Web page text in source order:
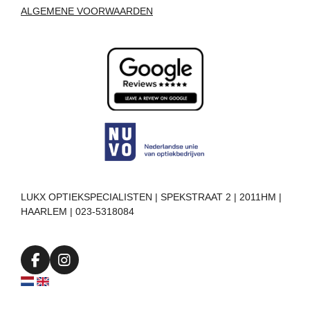
ALGEMENE VOORWAARDEN
LUKX OPTIEKSPECIALISTEN | SPEKSTRAAT 2 | 2011HM |
HAARLEM | 023-5318084
F
a
I